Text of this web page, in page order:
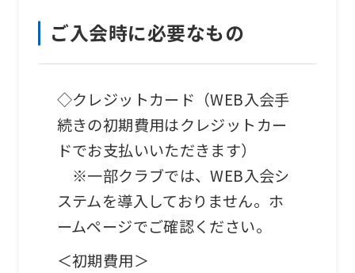
ご入会時に必要なもの
◇クレジットカード（WEB入会手
続きの初期費用はクレジットカー
ドでお支払いいただきます）
※一部クラブでは、WEB入会シ
ステムを導入しておりません。ホ
ームページでご確認ください。
＜初期費用＞
foreigners
Sports
official
website
is
automatically
translated